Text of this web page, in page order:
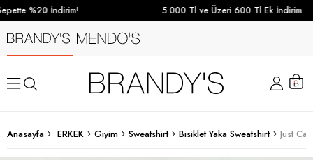
%20 İndirim! 5.000 Tl ve Üzeri 600 Tl Ek İndirim
Anasayfa ERKEK Giyim Sweatshirt Bisiklet Yaka Sweatshirt Just